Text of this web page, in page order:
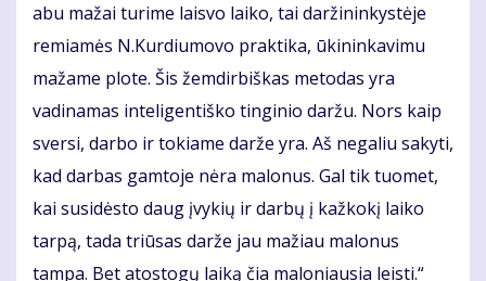
abu mažai turime laisvo laiko, tai daržininkystėje
remiamės N.Kurdiumovo praktika, ūkininkavimu
mažame plote. Šis žemdirbiškas metodas yra
vadinamas inteligentiško tinginio daržu. Nors kaip
sversi, darbo ir tokiame darže yra. Aš negaliu sakyti,
kad darbas gamtoje nėra malonus. Gal tik tuomet,
kai susidėsto daug įvykių ir darbų į kažkokį laiko
tarpą, tada triūsas darže jau mažiau malonus
tampa. Bet atostogų laiką čia maloniausia leisti.“